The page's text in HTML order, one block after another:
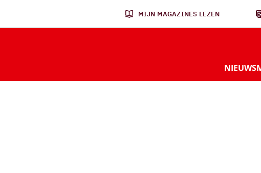
MIJN MAGAZINES LEZEN
NIEUWS